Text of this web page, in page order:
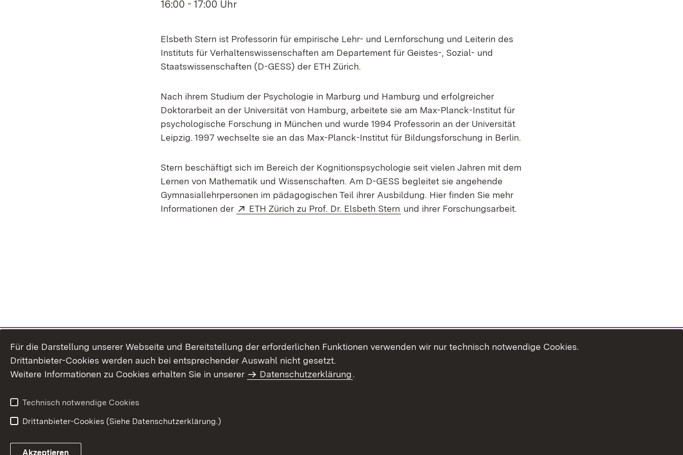
16:00 - 17:00 Uhr
Elsbeth Stern ist Professorin für empirische Lehr- und Lernforschung und Leiterin des
Instituts für Verhaltenswissenschaften am Departement für Geistes-​, Sozial-​ und
Staatswissenschaften (D-GESS) der ETH Zürich.
Nach ihrem Studium der Psychologie in Marburg und Hamburg und erfolgreicher
Doktorarbeit an der Universität von Hamburg, arbeitete sie am Max-​Planck-Institut für
psychologische Forschung in München und wurde 1994 Professorin an der Universität
Leipzig. 1997 wechselte sie an das Max-​Planck-Institut für Bildungsforschung in Berlin.
Stern beschäftigt sich im Bereich der Kognitionspsychologie seit vielen Jahren mit dem
Lernen von Mathematik und Wissenschaften. Am D-GESS begleitet sie angehende
Gymnasiallehrpersonen im pädagogischen Teil ihrer Ausbildung. Hier finden Sie mehr
Informationen der
Extern:
ETH Zürich zu Prof. Dr. Elsbeth Stern (Öffnet in neuem Fenster)
und ihrer Forschungsarbeit.
Für die Darstellung unserer Webseite und Bereitstellung der erforderlichen Funktionen verwenden wir nur technisch notwendige Cookies.
Drittanbieter-Cookies werden auch bei entsprechender Auswahl nicht gesetzt.
Weitere Informationen zu Cookies erhalten Sie in unserer
Datenschutzerklärung.
Technisch notwendige Cookies
Drittanbieter-Cookies (Siehe Datenschutzerklärung.)
Akzeptieren